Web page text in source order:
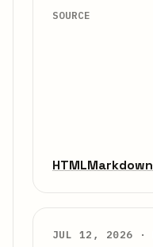
SOURCE
HTMLMarkdown
JUL 12, 2026 ·